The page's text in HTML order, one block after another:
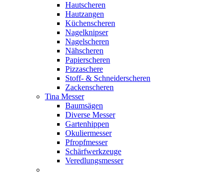
Hautscheren
Hautzangen
Küchenscheren
Nagelknipser
Nagelscheren
Nähscheren
Papierscheren
Pizzaschere
Stoff- & Schneiderscheren
Zackenscheren
Tina Messer
Baumsägen
Diverse Messer
Gartenhippen
Okuliermesser
Pfropfmesser
Schärfwerkzeuge
Veredlungsmesser